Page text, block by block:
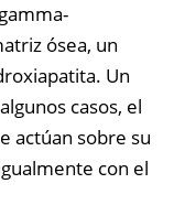
ósea, un
Un
casos, el
actúan sobre su
con el